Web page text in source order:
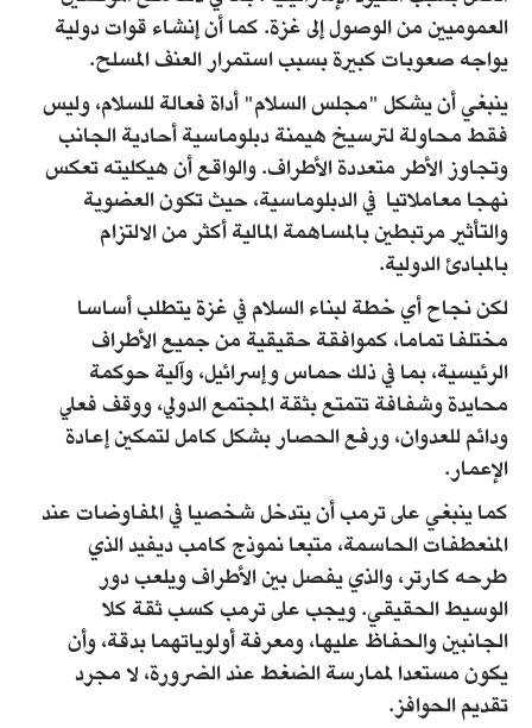
العموميين من الوصول إلى غزة. كما أن إنشاء قوات دولية
يواجه صعوبات كبيرة بسبب استمرار العنف المسلح.
ينبغي أن يشكل "مجلس السلام" أداة فعالة للسلام، وليس
فقط محاولة لترسيخ هيمنة دبلوماسية أحادية الجانب
وتجاوز الأطر متعددة الأطراف. والواقع أن هيكليته تعكس
نهجا معاملاتيا في الدبلوماسية، حيث تكون العضوية
والتأثير مرتبطين بالمساهمة المالية أكثر من الالتزام
بالمبادئ الدولية.
لكن نجاح أي خطة لبناء السلام في غزة يتطلب أساسا
مختلفا تماما، كموافقة حقيقية من جميع الأطراف
الرئيسية، بما في ذلك حماس وإسرائيل، وآلية حوكمة
محايدة وشفافة تتمتع بثقة المجتمع الدولي، ووقف فعلي
ودائم للعدوان، ورفع الحصار بشكل كامل لتمكين إعادة
الإعمار.
كما ينبغي على ترمب أن يتدخل شخصيا في المفاوضات عند
المنعطفات الحاسمة، متبعا نموذج كامب ديفيد الذي
طرحه كارتر، والذي يفصل بين الأطراف ويلعب دور
الوسيط الحقيقي. ويجب على ترمب كسب ثقة كلا
الجانبين والحفاظ عليها، ومعرفة أولوياتهما بدقة، وأن
يكون مستعدا لممارسة الضغط عند الضرورة، لا مجرد
تقديم الحوافز.